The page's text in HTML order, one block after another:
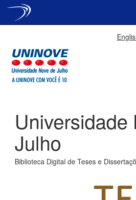
Universidade
Julho
Biblioteca Digital de Teses e